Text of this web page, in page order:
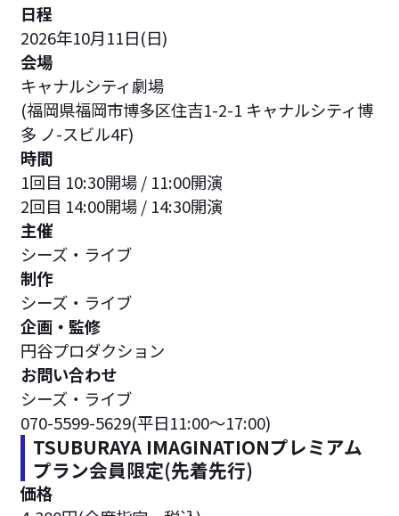
日程
2026年10月11日(日)
会場
キャナルシティ劇場
(福岡県福岡市博多区住吉1-2-1 キャナルシティ博
多 ノ-スビル4F)
時間
1回目 10:30開場 / 11:00開演
2回目 14:00開場 / 14:30開演
主催
シーズ・ライブ
制作
シーズ・ライブ
企画・監修
円谷プロダクション
お問い合わせ
シーズ・ライブ
070-5599-5629(平日11:00～17:00)
TSUBURAYA IMAGINATIONプレミアム
プラン会員限定(先着先行)
価格